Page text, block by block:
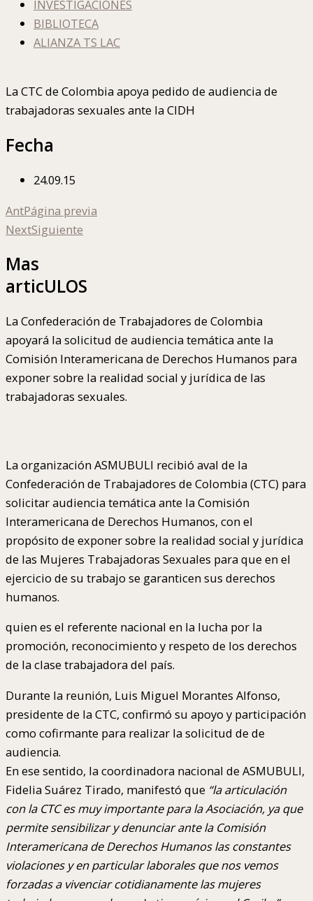
INVESTIGACIONES
BIBLIOTECA
ALIANZA TS LAC
La CTC de Colombia apoya pedido de audiencia de
trabajadoras sexuales ante la CIDH
Fecha
24.09.15
AntPágina previa
NextSiguiente
Mas
articULOS
La Confederación de Trabajadores de Colombia
apoyará la solicitud de audiencia temática ante la
Comisión Interamericana de Derechos Humanos para
exponer sobre la realidad social y jurídica de las
trabajadoras sexuales.
La organización ASMUBULI recibió aval de la
Confederación de Trabajadores de Colombia (CTC) para
solicitar audiencia temática ante la Comisión
Interamericana de Derechos Humanos, con el
propósito de exponer sobre la realidad social y jurídica
de las Mujeres Trabajadoras Sexuales para que en el
ejercicio de su trabajo se garanticen sus derechos
humanos.
quien es el referente nacional en la lucha por la
promoción, reconocimiento y respeto de los derechos
de la clase trabajadora del país.
Durante la reunión, Luis Miguel Morantes Alfonso,
presidente de la CTC, confirmó su apoyo y participación
como cofirmante para realizar la solicitud de de
audiencia.
En ese sentido, la coordinadora nacional de ASMUBULI,
Fidelia Suárez Tirado, manifestó que “la articulación
con la CTC es muy importante para la Asociación, ya que
permite sensibilizar y denunciar ante la Comisión
Interamericana de Derechos Humanos las constantes
violaciones y en particular laborales que nos vemos
forzadas a vivenciar cotidianamente las mujeres